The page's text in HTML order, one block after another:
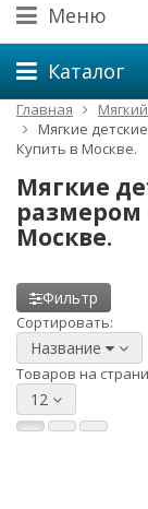
Меню
Каталог
Главная
Мягкие
Купить в Москве.
Мягкие
размером
Москве.
Фильтр
Сортировать:
Название
Товаров на
12